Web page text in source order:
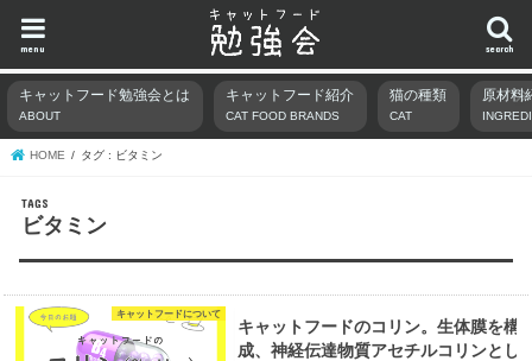
search
menu
キャットフード勉強会とは
ABOUT
キャットフード紹介
CAT FOOD BRANDS
猫の種類
CAT
原材料
HOME タグ : ビタミン
ビタミン
キャットフードについて
キャットフードのコリン。生体膜を構
成、神経伝達物質アセチルコリンとし